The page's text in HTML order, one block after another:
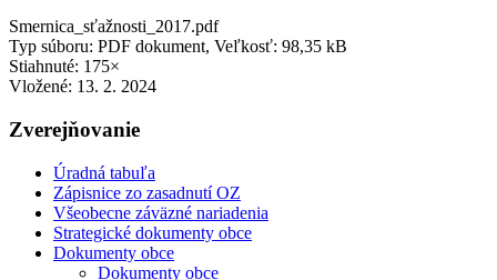
Smernica_sťažnosti_2017.pdf
Typ súboru: PDF dokument, Veľkosť: 98,35 kB
Stiahnuté: 175×
Vložené: 13. 2. 2024
Zverejňovanie
Úradná tabuľa
Zápisnice zo zasadnutí OZ
Všeobecne záväzné nariadenia
Strategické dokumenty obce
Dokumenty obce
Dokumenty obce